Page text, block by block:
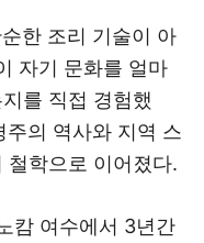
한 조리 기술이 아
자기 문화를 얼마
를 직접 경험했
의 역사와 지역 스
철학으로 이어졌다.
캄 여수에서 3년간